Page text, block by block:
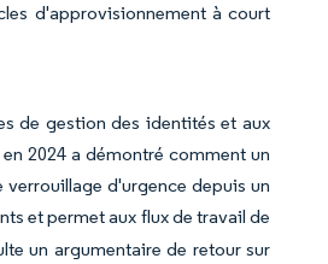
d'approvisionnement à court
de gestion des identités et aux
2024 a démontré comment un
d'urgence depuis un
et permet aux flux de travail de
un argumentaire de retour sur